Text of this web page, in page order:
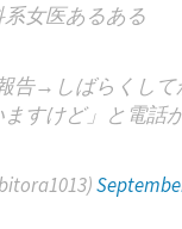
系女医あるある
告→しばらくし
すけど」と電